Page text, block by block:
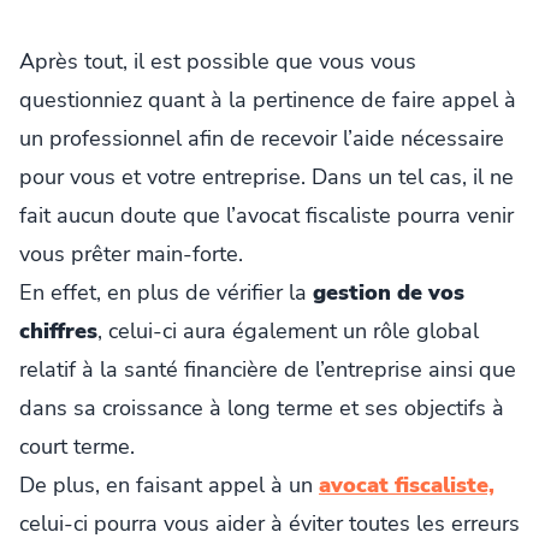
Après tout, il est possible que vous vous
questionniez quant à la pertinence de faire appel à
un professionnel afin de recevoir l’aide nécessaire
pour vous et votre entreprise. Dans un tel cas, il ne
fait aucun doute que l’avocat fiscaliste pourra venir
vous prêter main-forte.
En effet, en plus de vérifier la gestion de vos
chiffres, celui-ci aura également un rôle global
relatif à la santé financière de l’entreprise ainsi que
dans sa croissance à long terme et ses objectifs à
court terme.
De plus, en faisant appel à un avocat fiscaliste,
celui-ci pourra vous aider à éviter toutes les erreurs